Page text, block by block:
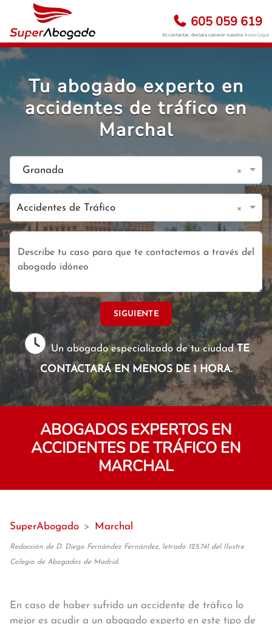
605 059 619
Al contactar, declara conocer nuestroAviso Legal
Tu abogado experto en
accidentes de tráfico en
Marchal
Granada ×
Accidentes de Tráfico ×
SIGUIENTE
Un abogado especializado de tu ciudadTE
CONTACTARÁ EN MENOS DE 1 HORA.
ABOGADOS EXPERTOS EN
ACCIDENTES DE TRÁFICO EN
MARCHAL
SuperAbogado > Marchal
Redacción de D. Diego Fernández Fernández, letrado 125.741 del Ilustre
Colegio de Abogados de Madrid.
En caso de haber sufrido un accidente de tráfico lo
mejor es acudir a un abogado experto en este tipo de